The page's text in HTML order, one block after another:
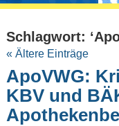
Schlagwort:
« Ältere Einträge
ApoVWG:
KBV und